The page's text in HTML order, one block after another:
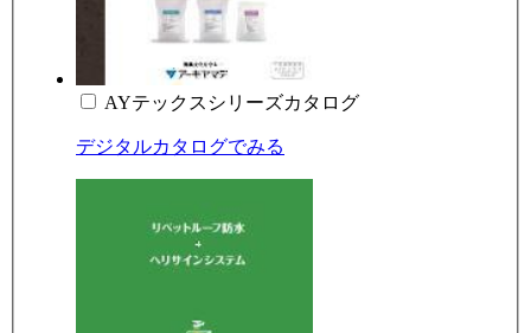
AYテックスシリーズカタログ
デジタルカタログでみる